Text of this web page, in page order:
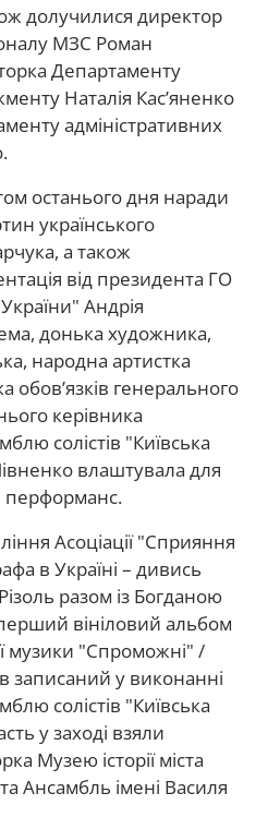
долучилися директор
МЗС Роман
Департаменту
Наталія Кас’яненко
адміністративних
останього дня наради
українського
а також
від президента ГО
Андрія
донька художника,
народна артистка
обов’язків генерального
керівника
солістів "Київська
влаштувала для
перформанс.
Асоціації "Сприяння
в Україні – дивись
разом із Богданою
вініловий альбом
музики "Спроможні" /
записаний у виконанні
солістів "Київська
у заході взяли
Музею історії міста
Ансамбль імені Василя